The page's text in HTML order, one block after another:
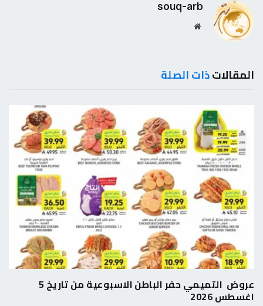
souq-arb
موقع
المقالاتذات الصلة
عروض التميمي حفر الباطن الاسبوعية من تاريخ 5
اغسطس 2026